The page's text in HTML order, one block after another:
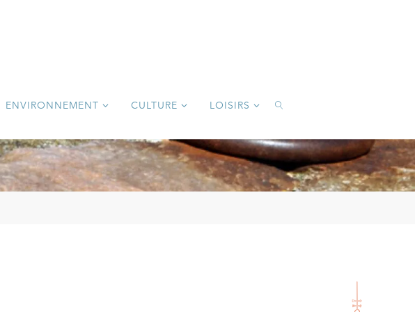
ENVIRONNEMENT CULTURE LOISIRS
SEARCH